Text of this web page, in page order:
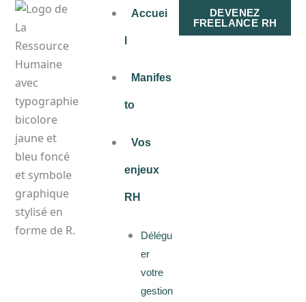
Aller
contenu
Accuei
Manifes
to
Vos
enjeux
RH
Délégu
er
votre
gestion
DEVENEZ
FREELANCE RH